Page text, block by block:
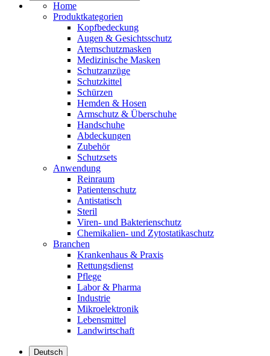
Home
Produktkategorien
Kopfbedeckung
Augen & Gesichtsschutz
Atemschutzmasken
Medizinische Masken
Schutzanzüge
Schutzkittel
Schürzen
Hemden & Hosen
Armschutz & Überschuhe
Handschuhe
Abdeckungen
Zubehör
Schutzsets
Anwendung
Reinraum
Patientenschutz
Antistatisch
Steril
Viren- und Bakterienschutz
Chemikalien- und Zytostatikaschutz
Branchen
Krankenhaus & Praxis
Rettungsdienst
Pflege
Labor & Pharma
Industrie
Mikroelektronik
Lebensmittel
Landwirtschaft
Deutsch